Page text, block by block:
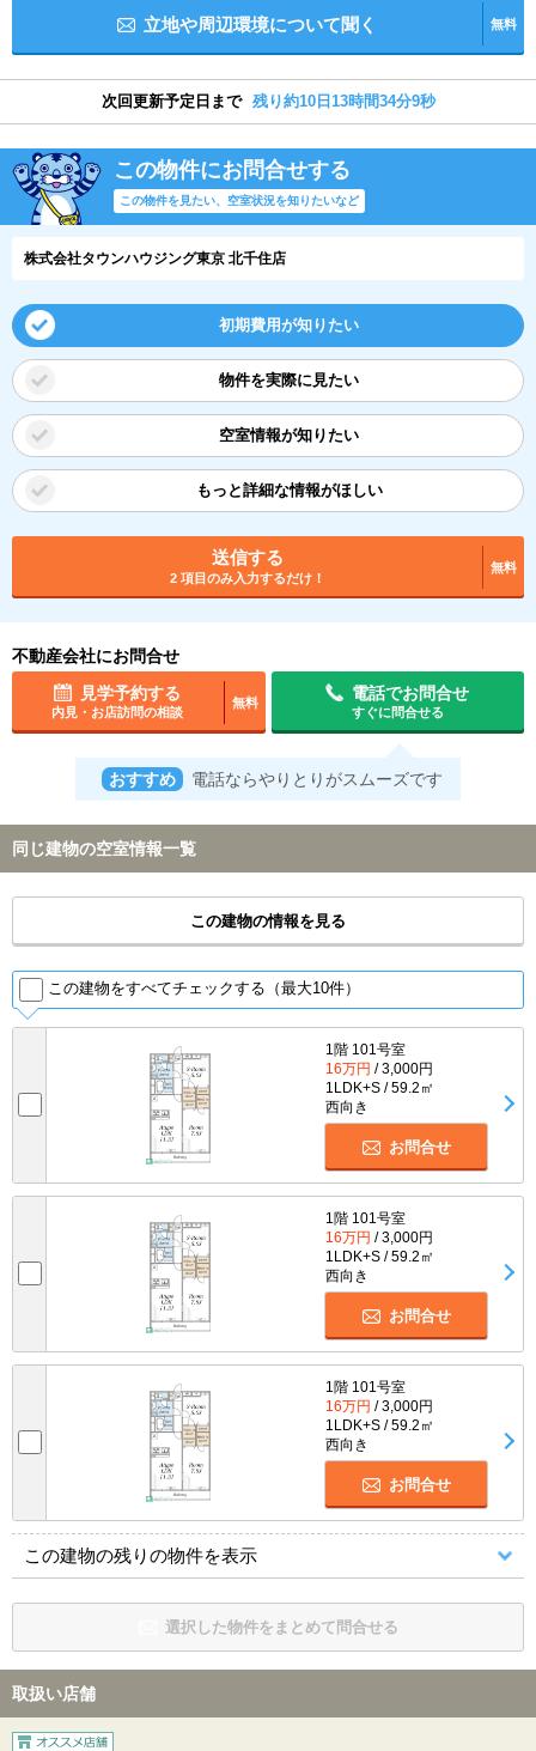
立地や周辺環境について聞く 無料
次回更新予定日まで 残り約10日13時間34分9秒
この物件にお問合せする
この物件を見たい、空室状況を知りたいなど
株式会社タウンハウジング東京 北千住店
初期費用が知りたい
物件を実際に見たい
空室情報が知りたい
もっと詳細な情報がほしい
送信する
2 項目のみ入力するだけ！
無料
不動産会社にお問合せ
見学予約する
内見・お店訪問の相談
無料
電話でお問合せ
すぐに問合せる
おすすめ 電話ならやりとりがスムーズです
同じ建物の空室情報一覧
この建物の情報を見る
この建物をすべてチェックする（最大10件）
1階 101号室
16万円 / 3,000円
1LDK+S / 59.2㎡
西向き
お問合せ
1階 101号室
16万円 / 3,000円
1LDK+S / 59.2㎡
西向き
お問合せ
1階 101号室
16万円 / 3,000円
1LDK+S / 59.2㎡
西向き
お問合せ
この建物の残りの物件を表示
選択した物件をまとめて問合せる
取扱い店舗